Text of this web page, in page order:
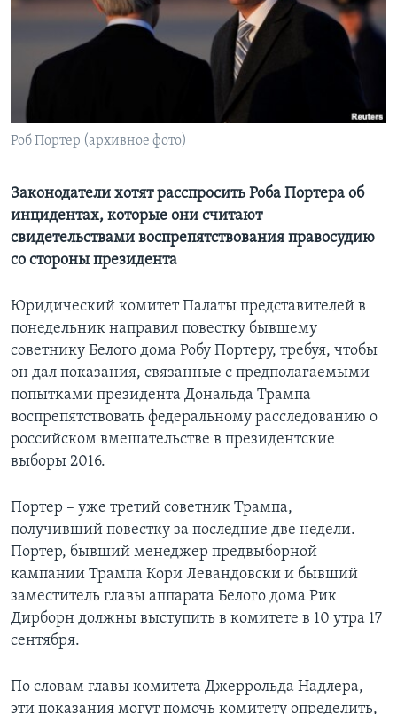
Learning English
СОЦИАЛЬНЫЕ СЕТИ
Роб Портер (архивное фото)
Законодатели хотят расспросить Роба Портера об
инцидентах, которые они считают
свидетельствами воспрепятствования правосудию
со стороны президента
Юридический комитет Палаты представителей в
понедельник направил повестку бывшему
советнику Белого дома Робу Портеру, требуя, чтобы
он дал показания, связанные с предполагаемыми
попытками президента Дональда Трампа
воспрепятствовать федеральному расследованию о
российском вмешательстве в президентские
выборы 2016.
Портер – уже третий советник Трампа,
получивший повестку за последние две недели.
Портер, бывший менеджер предвыборной
кампании Трампа Кори Левандовски и бывший
заместитель главы аппарата Белого дома Рик
Дирборн должны выступить в комитете в 10 утра 17
сентября.
По словам главы комитета Джеррольда Надлера,
эти показания могут помочь комитету определить,